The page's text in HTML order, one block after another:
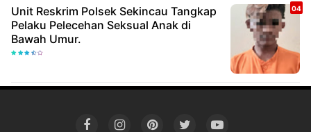
Unit Reskrim Polsek Sekincau Tangkap
Pelaku Pelecehan Seksual Anak di
Bawah Umur.